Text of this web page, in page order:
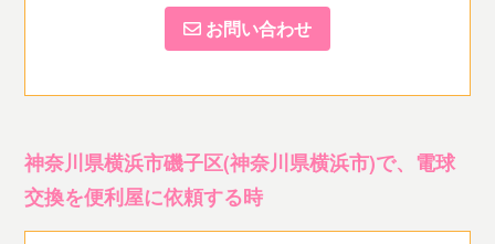
お問い合わせ
神奈川県横浜市磯子区(神奈川県横浜市)で、電球
交換を便利屋に依頼する時